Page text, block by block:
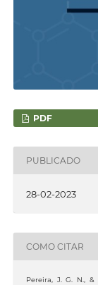
PDF
PUBLICADO
28-02-2023
COMO CITAR
Pereira, J. G. N., &